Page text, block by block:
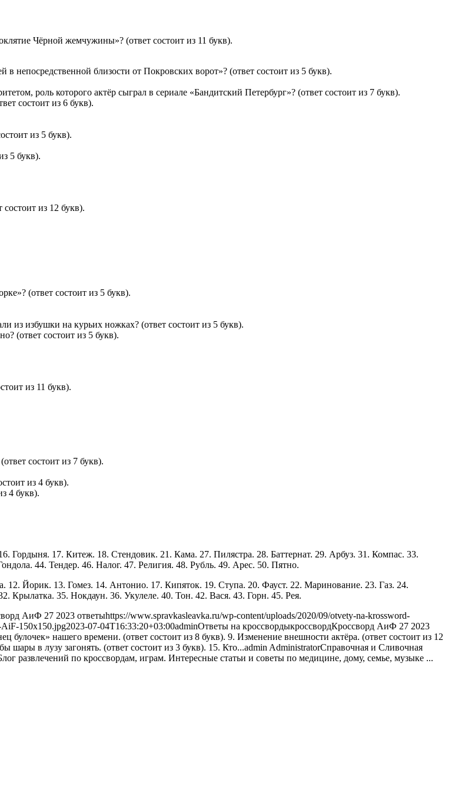
Чёрной жемчужины»? (ответ состоит из 11 букв).
непосредственной близости от Покровских ворот»? (ответ состоит из 5 букв).
роль которого актёр сыграл в сериале «Бандитский Петербург»? (ответ состоит из 7 букв).
состоит из 6 букв).
из 5 букв).
5 букв).
из 12 букв).
(ответ состоит из 5 букв).
избушки на курьих ножках? (ответ состоит из 5 букв).
(ответ состоит из 5 букв).
из 11 букв).
состоит из 7 букв).
из 4 букв).
4 букв).
Гордыня. 17. Китеж. 18. Стендовик. 21. Кама. 27. Пилястра. 28. Баттернат. 29. Арбуз. 31. Компас. 33.
44. Тендер. 46. Налог. 47. Религия. 48. Рубль. 49. Арес. 50. Пятно.
Йорик. 13. Гомез. 14. Антонио. 17. Кипяток. 19. Ступа. 20. Фауст. 22. Маринование. 23. Газ. 24.
Крылатка. 35. Нокдаун. 36. Укулеле. 40. Тон. 42. Вася. 43. Горн. 45. Рея.
АиФ 27 2023 ответыhttps://www.spravkasleavka.ru/wp-content/uploads/2020/09/otvety-na-krossword-
AiF-150x150.jpg2023-07-04T16:33:20+03:00adminОтветы на кроссвордыкроссвордКроссворд АиФ 27 2023
булочек» нашего времени. (ответ состоит из 8 букв). 9. Изменение внешности актёра. (ответ состоит из 12
шары в лузу загонять. (ответ состоит из 3 букв). 15. Кто...admin AdministratorСправочная и Сливочная